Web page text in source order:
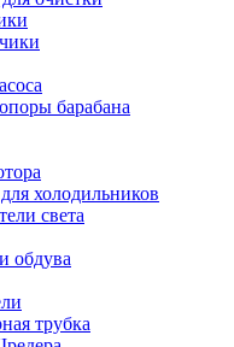
барабана
холодильников
света
обдува
трубка